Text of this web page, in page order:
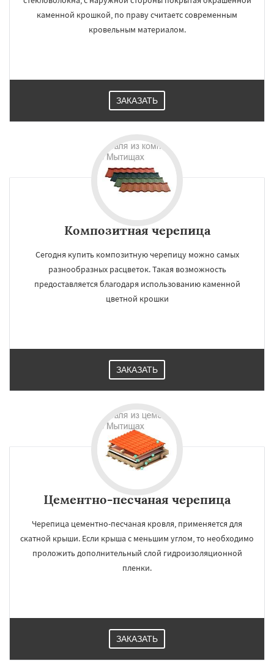
каменной крошкой, по праву считаетс современным
кровельным материалом.
ЗАКАЗАТЬ
Композитная черепица
Сегодня купить композитную черепицу можно самых
разнообразных расцветок. Такая возможность
предоставляется благодаря использованию каменной
цветной крошки
ЗАКАЗАТЬ
Цементно-песчаная черепица
Черепица цементно-песчаная кровля, применяется для
скатной крыши. Если крыша с меньшим углом, то необходимо
проложить дополнительный слой гидроизоляционной
пленки.
ЗАКАЗАТЬ